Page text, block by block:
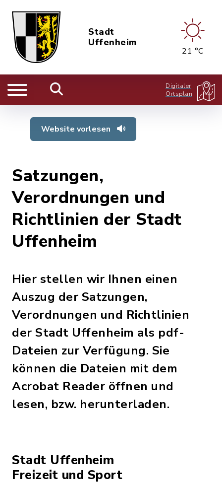
Stadt
Uffenheim
21 °C
Digitaler
Ortsplan
Website vorlesen
Satzungen,
Verordnungen und
Richtlinien der Stadt
Uffenheim
Hier stellen wir Ihnen einen
Auszug der Satzungen,
Verordnungen und Richtlinien
der Stadt Uffenheim als pdf-
Dateien zur Verfügung. Sie
können die Dateien mit dem
Acrobat Reader öffnen und
lesen, bzw. herunterladen.
Stadt Uffenheim
Freizeit und Sport